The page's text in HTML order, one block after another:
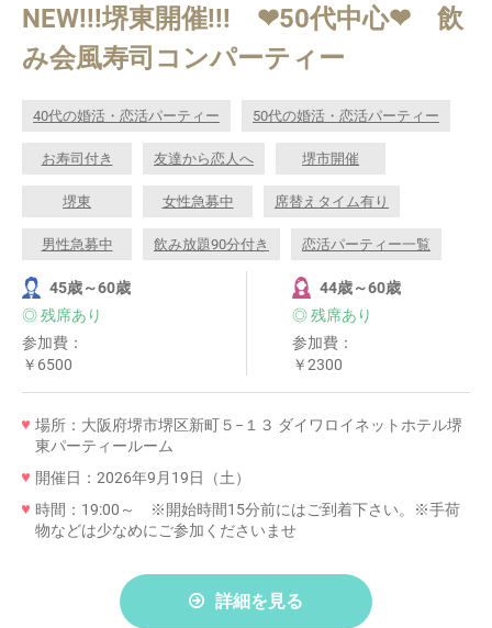
NEW!!!堺東開催!!! ❤50代中心❤ 飲
み会風寿司コンパーティー
40代の婚活・恋活パーティー 50代の婚活・恋活パーティー
お寿司付き 友達から恋人へ 堺市開催
堺東 女性急募中 席替えタイム有り
男性急募中 飲み放題90分付き 恋活パーティー一覧
45歳～60歳
◎ 残席あり
参加費：
￥6500
44歳～60歳
◎ 残席あり
参加費：
￥2300
場所：大阪府堺市堺区新町５−１３ ダイワロイネットホテル堺
東パーティールーム
開催日：2026年9月19日（土）
時間：19:00～ ※開始時間15分前にはご到着下さい。※手荷
物などは少なめにご参加くださいませ
詳細を見る